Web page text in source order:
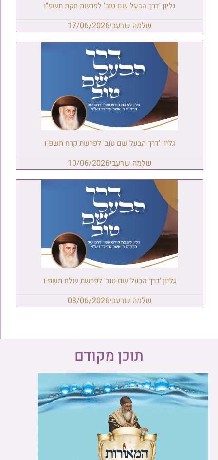
גליון 'דרך הבעל שם טוב' לפרשת חקת תשפ"ו
שלמה שרעבי17/06/2026
גליון 'דרך הבעל שם טוב' לפרשת קרח תשפ"ו
שלמה שרעבי10/06/2026
גליון 'דרך הבעל שם טוב' לפרשת שלח תשפ"ו
שלמה שרעבי03/06/2026
תוכן מקודם